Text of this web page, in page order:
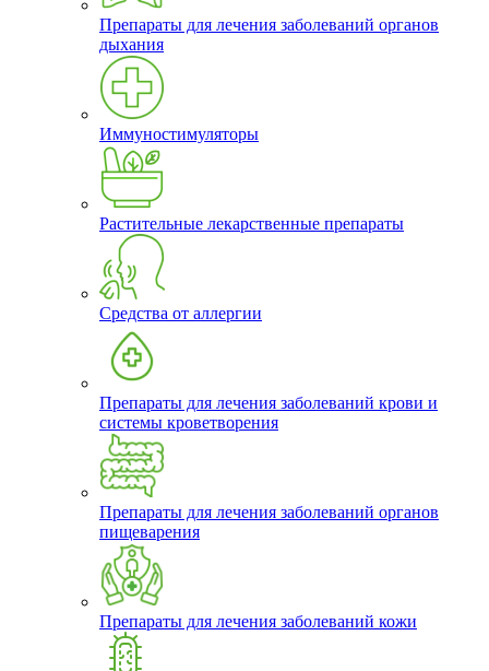
Препараты для лечения заболеваний органов
дыхания
Иммуностимуляторы
Растительные лекарственные препараты
Средства от аллергии
Препараты для лечения заболеваний крови и
системы кроветворения
Препараты для лечения заболеваний органов
пищеварения
Препараты для лечения заболеваний кожи